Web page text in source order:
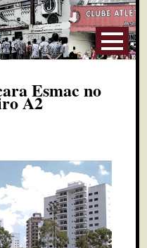
Esmac no
A2